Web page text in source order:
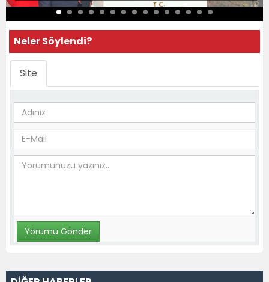
Neler Söylendi?
Site